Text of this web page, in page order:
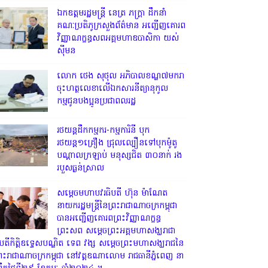
ឯកឧត្តមរដ្ឋមន្ត្រី នេត្រ ភក្ត្រា ដឹកនាំ
គណៈប្រតិភូក្រសួងព័ត៌មាន អញ្ជើញគោរព
វិញ្ញាណក្ខន្ធសពអគ្គមហាឧបាសិកា យស់
ស៊ីមន
លោក ថេង សុថុល អភិបាលខណ្ឌ៧មករា
ចុះហត្ថលេខាលើឯកសារនីត្យានុកូល
កម្មជូនបងប្អូនប្រជាពលរដ្ឋ
រថយន្តដឹកកម្មករ-កម្មការិនី បុក
រថយន្ត១គ្រឿង ជ្រុលល្បឿនទៅបុកម៉ូតូ
បណ្តាលក្រឡាប់ មនុស្សជិត ៣០នាក់ រង
របួសធ្ងន់ស្រាល
សម្តេចមហាបវរធិបតី ហ៊ុន ម៉ាណែត
នាយករដ្ឋមន្ត្រីនៃព្រះរាជាណាចក្រកម្ពុជា
បានអញ្ជើញគោរពព្រះវិញ្ញាណក្ខន្ធ
ព្រះសព សម្តេចព្រះអគ្គមហាសង្ឃរាជា
តីកិត្តិឧទ្ទេសបណ្ឌិត ទេព វង្ស សម្តេចព្រះមហាសង្ឃរាជនៃ
ះរាជាណាចក្រកម្ពុជា នៅវត្តឧណាលោម រាជធានីភ្នំពេញ នា